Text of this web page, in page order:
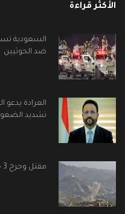
الأكثر قراءة
السعودية
ضد الحوثيين
العرادة يدعو
تشديد
مقتل وجرح 3 حوثيين في اشتباكات غرب تعز